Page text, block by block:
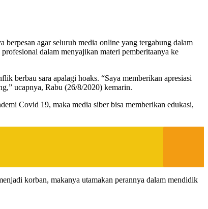
agar seluruh media online yang tergabung dalam
dalam menyajikan materi pemberitaanya ke
berbau sara apalagi hoaks. “Saya memberikan apresiasi
ucapnya, Rabu (26/8/2020) kemarin.
Covid 19, maka media siber bisa memberikan edukasi,
korban, makanya utamakan perannya dalam mendidik